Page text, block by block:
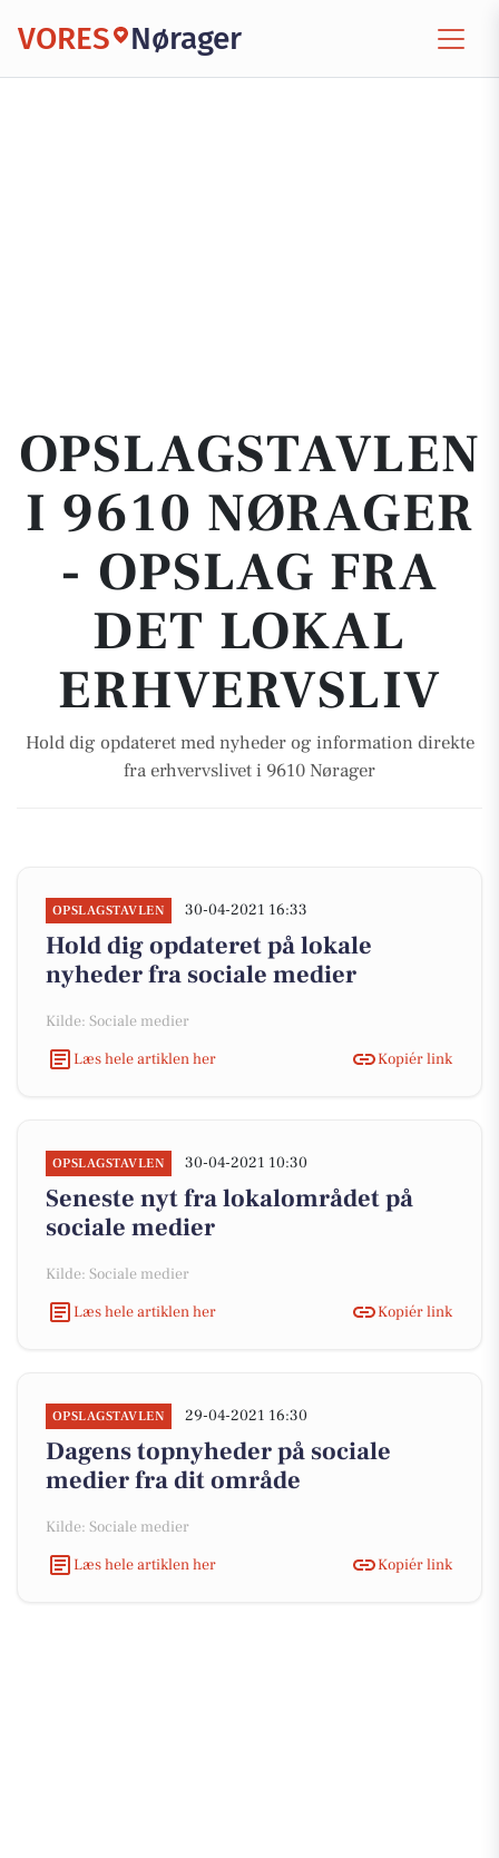
VORES Nørager
OPSLAGSTAVLEN
I 9610 NØRAGER
- OPSLAG FRA
DET LOKAL
ERHVERVSLIV
Hold dig opdateret med nyheder og information direkte
fra erhvervslivet i 9610 Nørager
OPSLAGSTAVLEN 30-04-2021 16:33
Hold dig opdateret på lokale
nyheder fra sociale medier
Kilde: Sociale medier
Læs hele artiklen her
Kopiér link
OPSLAGSTAVLEN 30-04-2021 10:30
Seneste nyt fra lokalområdet på
sociale medier
Kilde: Sociale medier
Læs hele artiklen her
Kopiér link
OPSLAGSTAVLEN 29-04-2021 16:30
Dagens topnyheder på sociale
medier fra dit område
Kilde: Sociale medier
Læs hele artiklen her
Kopiér link